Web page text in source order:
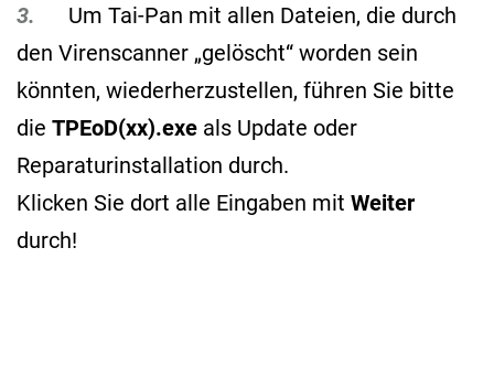
3. Um Tai-Pan mit allen Dateien, die durch
den Virenscanner „gelöscht“ worden sein
könnten, wiederherzustellen, führen Sie bitte
die TPEoD(xx).exe als Update oder
Reparaturinstallation durch.
Klicken Sie dort alle Eingaben mit Weiter
durch!